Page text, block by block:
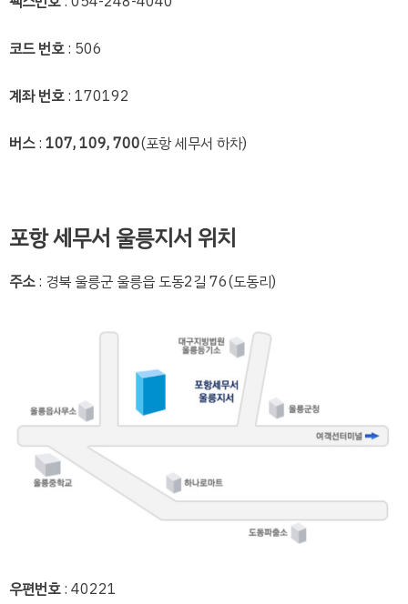
코드 번호: 506
계좌 번호: 170192
버스: 107, 109, 700(포항 세무서 하차)
포항 세무서 울릉지서 위치
주소: 경북 울릉군 울릉읍 도동2길 76(도동리)
우편번호: 40221